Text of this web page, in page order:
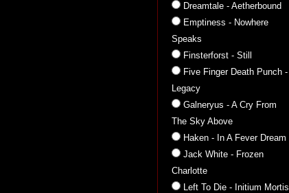
Dreamtale - Aetherbound
Emptiness - Nowhere
Speaks
Finsterforst - Still
Five Finger Death Punch -
Legacy
Galneryus - A Cry From
The Sky Above
Haken - In A Fever Dream
Jack White - Frozen
Charlotte
Left To Die - Initium Mortis